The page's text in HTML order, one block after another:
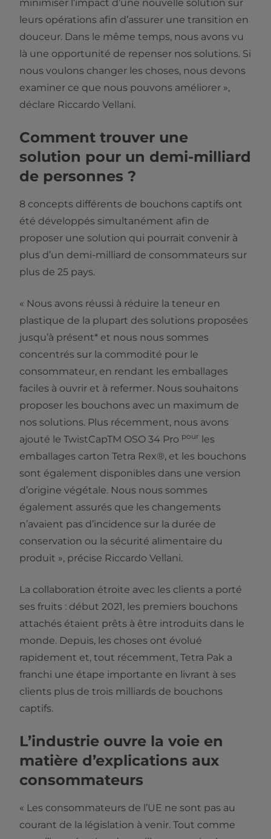
minimiser l’impact d’une nouvelle solution sur
leurs opérations afin d’assurer une transition en
douceur. Dans le même temps, nous avons vu
là une opportunité de repenser nos solutions. Si
nous voulons changer les choses, nous devons
examiner ce que nous pouvons améliorer »,
déclare Riccardo Vellani.
Comment trouver une
solution pour un demi-milliard
de personnes ?
8 concepts différents de bouchons captifs ont
été développés simultanément afin de
proposer une solution qui pourrait convenir à
plus d’un demi-milliard de consommateurs sur
plus de 25 pays.
« Nous avons réussi à réduire la teneur en
plastique de la plupart des solutions proposées
jusqu’à présent* et nous nous sommes
concentrés sur la commodité pour le
consommateur, en rendant les emballages
faciles à ouvrir et à refermer. Nous souhaitons
proposer les bouchons avec un maximum de
nos solutions. Plus récemment, nous avons
ajouté le TwistCapTM OSO 34 Pro pour
les
emballages carton Tetra Rex®, et les bouchons
sont également disponibles dans une version
d’origine végétale. Nous nous sommes
également assurés que les changements
n’avaient pas d’incidence sur la durée de
conservation ou la sécurité alimentaire du
produit », précise Riccardo Vellani.
La collaboration étroite avec les clients a porté
ses fruits : début 2021, les premiers bouchons
attachés étaient prêts à être introduits dans le
monde. Depuis, les choses ont évolué
rapidement et, tout récemment, Tetra Pak a
franchi une étape importante en livrant à ses
clients plus de trois milliards de bouchons
captifs.
L’industrie ouvre la voie en
matière d’explications aux
consommateurs
« Les consommateurs de l’UE ne sont pas au
courant de la législation à venir. Tout comme